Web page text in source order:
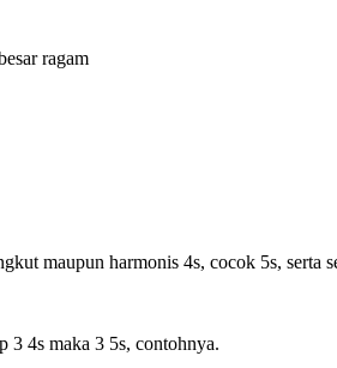
ragam
maupun harmonis 4s, cocok 5s, serta
3 4s maka 3 5s, contohnya.